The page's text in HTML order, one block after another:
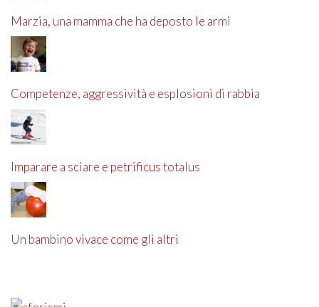
Marzia, una mamma che ha deposto le armi
Competenze, aggressività e esplosioni di rabbia
Imparare a sciare e petrificus totalus
Un bambino vivace come gli altri